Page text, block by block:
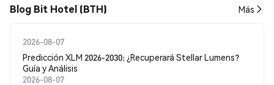
Blog Bit Hotel (BTH) Más
2026-08-07
Predicción XLM 2026-2030: ¿Recuperará Stellar Lumens?
Guía y Análisis
2026-08-07